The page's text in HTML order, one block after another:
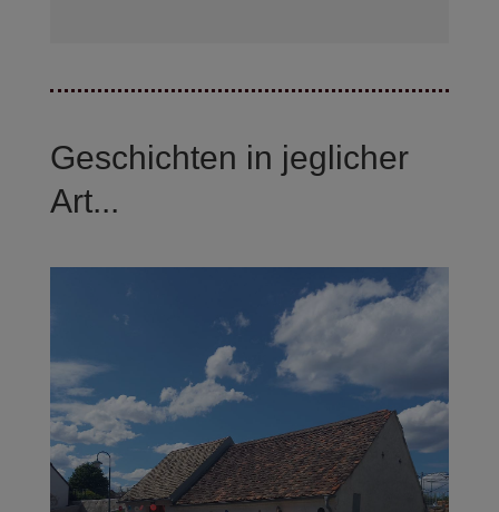
Geschichten in jeglicher
Art...